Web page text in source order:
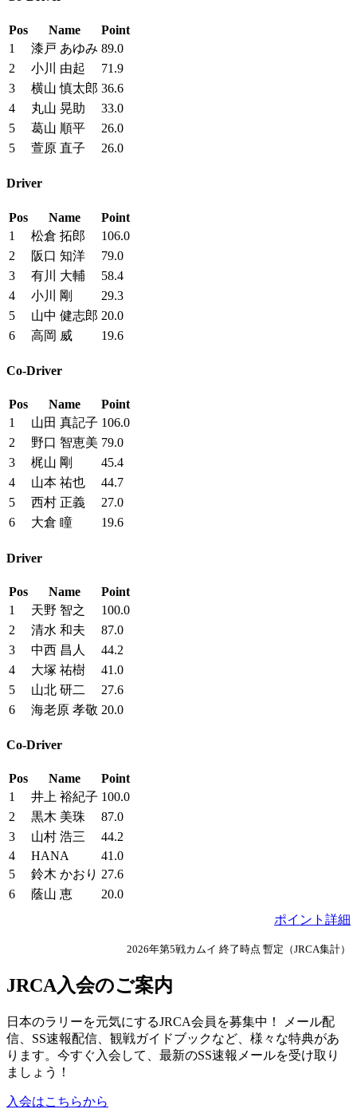
Pos Name
Point
1
漆戸 あゆみ 89.0
2
小川 由起
71.9
3
横山 慎太郎 36.6
4
丸山 晃助
33.0
5
葛山 順平
26.0
5
萱原 直子 26.0
Driver
Pos Name
Point
1
松倉 拓郎
106.0
2
阪口 知洋
79.0
3
有川 大輔
58.4
4
小川 剛
29.3
5
山中 健志郎 20.0
6
高岡 威 19.6
Co-Driver
Pos Name
Point
1
山田 真記子 106.0
2
野口 智恵美 79.0
3
梶山 剛
45.4
4
山本 祐也
44.7
5
西村 正義
27.0
6
大倉 瞳 19.6
Driver
Pos Name
Point
1
天野 智之
100.0
2
清水 和夫
87.0
3
中西 昌人
44.2
4
大塚 祐樹
41.0
5
山北 研二
27.6
6
海老原 孝敬 20.0
Co-Driver
Pos Name
Point
1
井上 裕紀子 100.0
2
黒木 美珠
87.0
3
山村 浩三
44.2
4
HANA
41.0
5
鈴木 かおり 27.6
6
蔭山 恵
20.0
ポイント詳細
2026年第5戦カムイ 終了時点 暫定（JRCA集計）
JRCA入会のご案内
日本のラリーを元気にするJRCA会員を募集中！ メール配
信、SS速報配信、観戦ガイドブックなど、様々な特典があ
ります。今すぐ入会して、最新のSS速報メールを受け取り
ましょう！
入会はこちらから